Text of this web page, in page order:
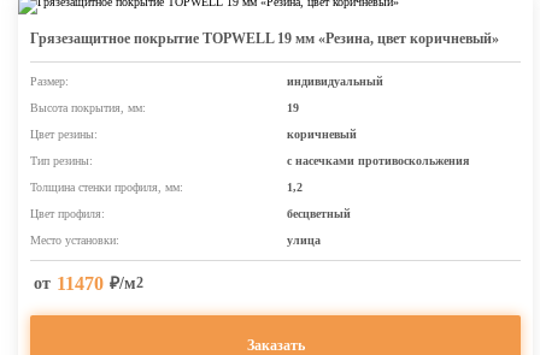
Грязезащитное покрытие TOPWELL 19 мм «Резина, цвет коричневый»
Размер:
индивидуальный
Высота покрытия, мм:
19
Цвет резины:
коричневый
Тип резины:
с насечками противоскольжения
Толщина стенки профиля, мм:
1,2
Цвет профиля:
бесцветный
Место установки:
улица
от 11470 ₽/м2
Заказать